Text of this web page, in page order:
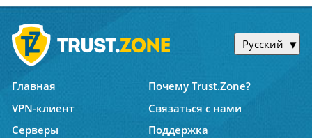
Русский
Главная
Почему Trust.Zone?
VPN-клиент
Связаться с нами
Серверы
Поддержка